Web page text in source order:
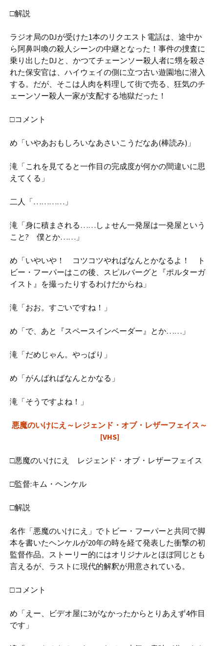
□解説
ラジオ局のDJが受けた1本のリクエスト電話は、途中か
ら阿鼻叫喚の殺人シーンの中継となった！事件の捜査に
乗り出したDJと、かつてチェーンソー殺人者に甥を殺さ
れた保安官は、ハイウェイの側に立つ古い遊園地に潜入
する。だが、そこは人肉を料理して街で売る、狂気のチ
ェーンソー殺人一家が支配する地獄だった！
□コメント
め「いやあおもしろいなあさいこうだなあ(棒読み)」
滝「これを見てると一作目の完成度が何かの間違いに思
えてくる」
二人「…………」
滝「身に積まされる……しょせん一発屋は一発屋という
こと? 僕とか……」
め「いやいや！ コツコツやればなんとかなるよ！ ト
ビー・フーパーはこの後、スピルバーグと『ポルターガ
イスト』を撮ったりするわけだからね」
滝「おお。すごいですね！」
め「で、あと『スペースインベーダー』とか……」
滝「だめじゃん。やっぱり」
め「がんばればなんとかなる」
滝「そうですよね！」
悪魔のいけにえ～レジェンド・オブ・レザーフェイス～
[VHS]
□悪魔のいけにえ レジェンド・オブ・レザーフェイス
□監督:キム・ヘンケル
□解説
名作「悪魔のいけにえ」でトビー・フーパーと共同で脚
本を書いたヘンケルが20年の時を経て発表した衝撃の初
監督作品。ストーリー的にはオリジナルとほぼ同じとも
言えるが、ラストに現代的解釈が用意されている。
□コメント
め「えー、ビデオ屋に3がなかったからとりあえず4作目
です」